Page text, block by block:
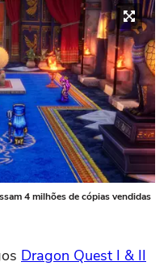
4 milhões de cópias vendidas
Dragon Quest I & II